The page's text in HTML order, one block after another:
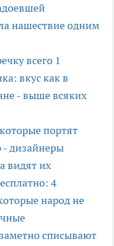
нашествие одним
всего 1
вкус как в
- выше всяких
портят
- дизайнеры
видят их
4
народ не
списывают